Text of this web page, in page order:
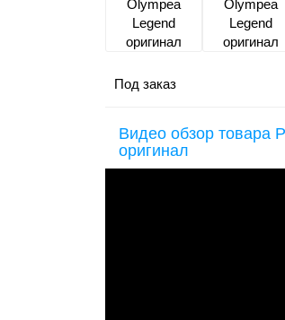
Под заказ
Видео обзор товара
оригинал